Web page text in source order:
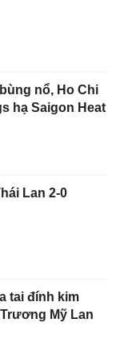
nổ, Ho Chi
hạ Saigon Heat
Lan 2-0
tai đính kim
Mỹ Lan